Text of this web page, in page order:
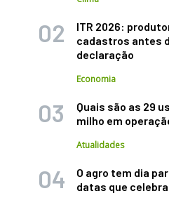
ITR 2026:
cadastros antes
declaração
Economia
Quais são as 29
milho em
Atualidades
O agro tem dia
datas que